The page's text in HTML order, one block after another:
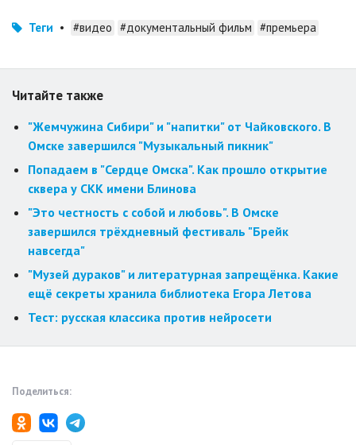
Теги • #видео #документальный фильм #премьера
Читайте также
"Жемчужина Сибири" и "напитки" от Чайковского. В
Омске завершился "Музыкальный пикник"
Попадаем в "Сердце Омска". Как прошло открытие
сквера у СКК имени Блинова
"Это честность с собой и любовь". В Омске
завершился трёхдневный фестиваль "Брейк
навсегда"
"Музей дураков" и литературная запрещёнка. Какие
ещё секреты хранила библиотека Егора Летова
Тест: русская классика против нейросети
Поделиться: